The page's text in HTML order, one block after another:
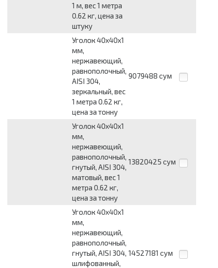
1 м, вес 1 метра
0.62 кг, цена за
штуку
Уголок 40x40x1
мм,
нержавеющий,
равнополочный,
AISI 304,
зеркальный, вес
1 метра 0.62 кг,
цена за тонну
9079488 сум
Уголок 40x40x1
мм,
нержавеющий,
равнополочный,
гнутый, AISI 304,
матовый, вес 1
метра 0.62 кг,
цена за тонну
13820425 сум
Уголок 40x40x1
мм,
нержавеющий,
равнополочный,
гнутый, AISI 304,
шлифованный,
14527181 сум